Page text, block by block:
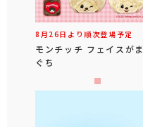
8月26日より順次登場予定
モンチッチ フェイスがま
ぐち